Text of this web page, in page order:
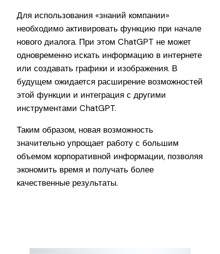
Для использования «знаний компании»
необходимо активировать функцию при начале
нового диалога. При этом ChatGPT не может
одновременно искать информацию в интернете
или создавать графики и изображения. В
будущем ожидается расширение возможностей
этой функции и интеграция с другими
инструментами ChatGPT.
Таким образом, новая возможность
значительно упрощает работу с большим
объемом корпоративной информации, позволяя
экономить время и получать более
качественные результаты.